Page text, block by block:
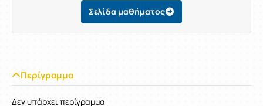
Σελίδα μαθήματος
Περίγραμμα
Δεν υπάρχει περίγραμμα